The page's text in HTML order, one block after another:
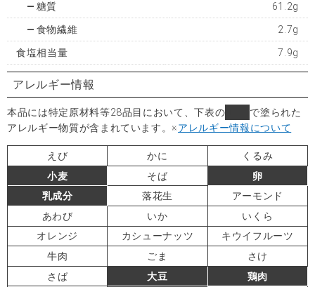
糖質 61.2g
食物繊維 2.7g
食塩相当量 7.9g
アレルギー情報
本品には特定原材料等28品目において、下表の
で塗られた
アレルギー物質が含まれています。※アレルギー情報について
えび かに
くるみ
小麦
そば
卵
乳成分
落花生
アーモンド
あわび
いか
いくら
オレンジ
カシューナッツ
キウイフルーツ
牛肉
ごま
さけ
さば
大豆
鶏肉